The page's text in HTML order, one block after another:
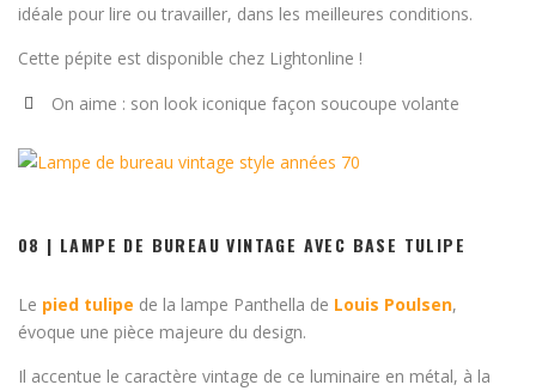
idéale pour lire ou travailler, dans les meilleures conditions.
Cette pépite est disponible chez Lightonline !
On aime : son look iconique façon soucoupe volante
08 | LAMPE DE BUREAU VINTAGE AVEC BASE TULIPE
Le pied tulipe de la lampe Panthella de Louis Poulsen,
évoque une pièce majeure du design.
Il accentue le caractère vintage de ce luminaire en métal, à la